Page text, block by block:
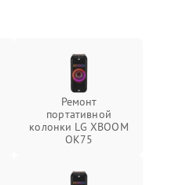
Ремонт
портативной
колонки LG XBOOM
OK75